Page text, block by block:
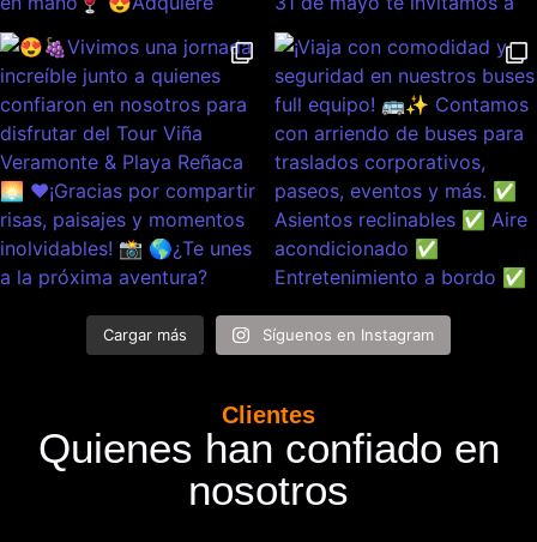
Cargar más Síguenos en Instagram
Clientes
Quienes han confiado en
nosotros